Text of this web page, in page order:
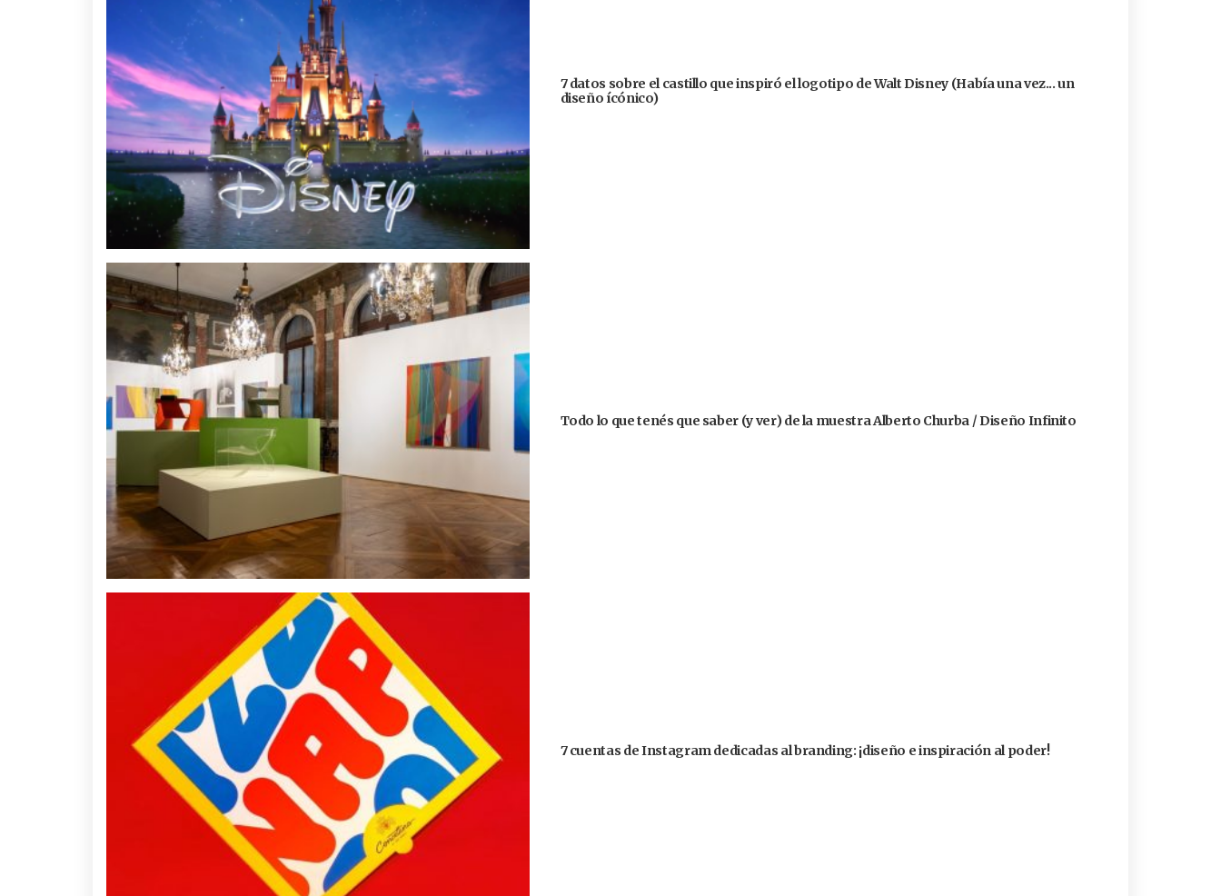
7 datos sobre el castillo que inspiró el logotipo de Walt Disney (Había una vez... un
diseño ícónico)
Todo lo que tenés que saber (y ver) de la muestra Alberto Churba / Diseño Infinito
7 cuentas de Instagram dedicadas al branding: ¡diseño e inspiración al poder!